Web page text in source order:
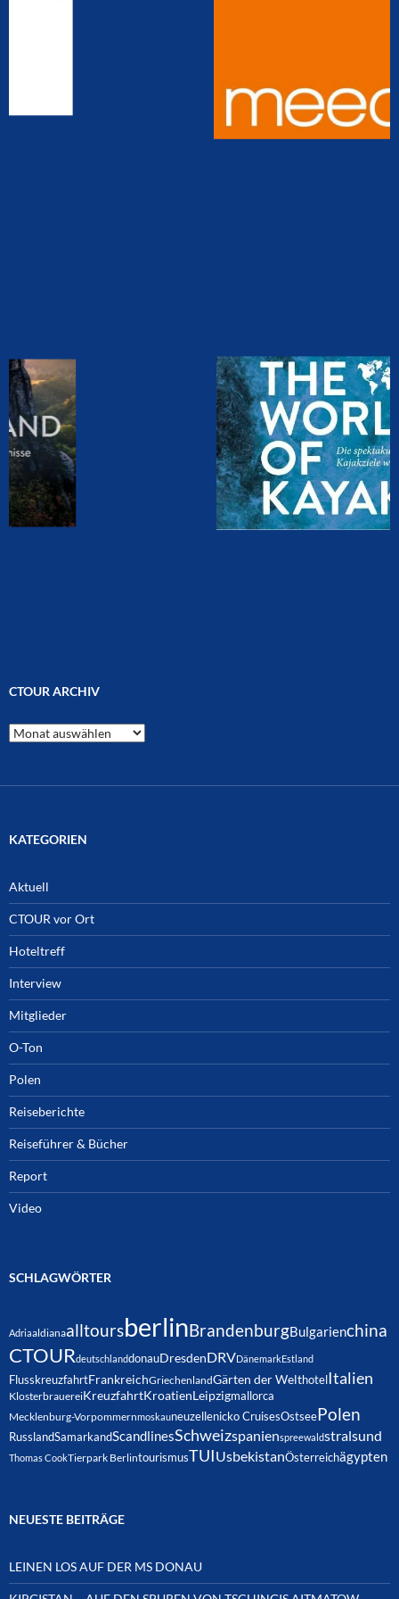
CTOUR ARCHIV
CTOUR
Archiv
KATEGORIEN
Aktuell
CTOUR vor Ort
Hoteltreff
Interview
Mitglieder
O-Ton
Polen
Reiseberichte
Reiseführer & Bücher
Report
Video
SCHLAGWÖRTER
AdriaaldianaalltoursberlinBrandenburgBulgarienchina
CTOURdeutschlanddonauDresdenDRVDänemarkEstland
FlusskreuzfahrtFrankreichGriechenlandGärten der WelthotelItalien
KlosterbrauereiKreuzfahrtKroatienLeipzigmallorca
Mecklenburg-Vorpommernmoskauneuzellenicko CruisesOstseePolen
RusslandSamarkandScandlinesSchweizspanienspreewaldstralsund
Thomas CookTierpark BerlintourismusTUIUsbekistanÖsterreichägypten
NEUESTE BEITRÄGE
LEINEN LOS AUF DER MS DONAU